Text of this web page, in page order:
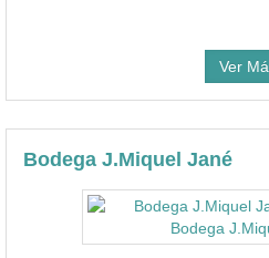
Ver
Bodega J.Miquel Jané